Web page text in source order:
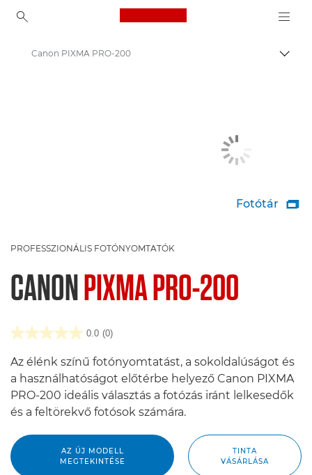
Canon Logo, back to
Canon PIXMA PRO-200
Fotótár 
PROFESSZIONÁLIS FOTÓNYOMTATÓK
CANONPIXMA PRO-200
0.0 (0)
Az élénk színű fotónyomtatást, a sokoldalúságot és
a használhatóságot előtérbe helyező Canon PIXMA
PRO-200 ideális választás a fotózás iránt lelkesedők
és a feltörekvő fotósok számára.
AZ ÚJ MODELL
MEGTEKINTÉSE
TINTA
VÁSÁRLÁSA